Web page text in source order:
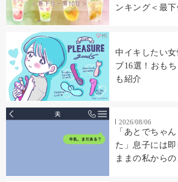
ンキング＜最
中イキしたい
ブ16選！おも
も紹介
2026/08/06
「あとでちゃ
た」息子には
ままの私から